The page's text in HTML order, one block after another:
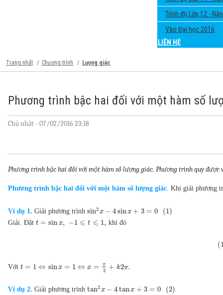
Trình độ Lớp 12 -
Vào Đại học 2016
LIÊN HỆ
Trang nhất Chương trình Lượng giác
Phương trình bậc hai đối với một hàm số
Chủ nhật - 07/02/2016 23:18
Phương trình bậc hai đối với một hàm số lượng giác. Phương trình quy được
Phương trình bậc hai đối với một hàm số lượng giác. Khi giải phương
Ví dụ 1. Giải phương trình sin2x − 4sinx + 3 = 0 (1)
Giải. Đặt t = sin x, −1 ⩽ t ⩽ 1, khi đó
(
Với t = 1 ⇔ sinx = 1 ⇔ x = π
2 + k2π.
Ví dụ 2. Giải phương trình tan2x − 4tanx + 3 = 0 (2)